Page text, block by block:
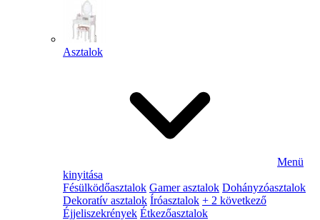
Asztalok
Menü
kinyitása
Fésülködőasztalok Gamer asztalok Dohányzóasztalok
Dekoratív asztalok Íróasztalok + 2 következő
Éjjeliszekrények Étkezőasztalok